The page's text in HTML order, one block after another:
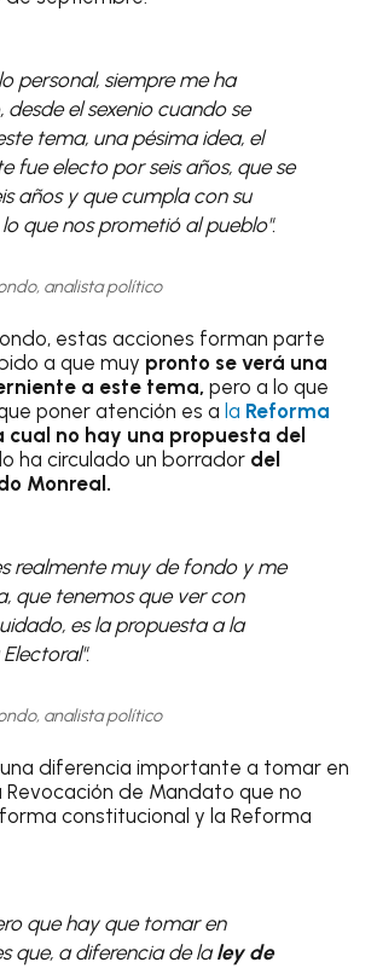
personal, siempre me ha
desde el sexenio cuando se
tema, una pésima idea, el
fue electo por seis años, que se
años y que cumpla con su
que nos prometió al pueblo".
analista político
estas acciones forman parte
a que muy pronto se verá una
a este tema, pero a lo que
poner atención es ala Reforma
cual no hay una propuesta del
ha circulado un borrador del
Monreal.
realmente muy de fondo y me
que tenemos que ver con
es la propuesta a la
analista político
diferencia importante a tomar en
de Mandato que no
constitucional y la Reforma
que hay que tomar en
que, a diferencia de laley de